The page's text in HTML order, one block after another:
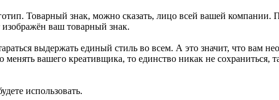
Товарный знак, можно сказать, лицо всей вашей компании.
изображён ваш товарный знак.
выдержать единый стиль во всем. А это значит, что вам
вашего креативщика, то единство никак не сохраниться,
использовать.